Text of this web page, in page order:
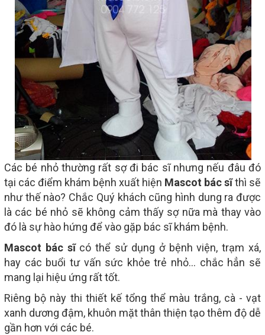
Các bé nhỏ thường rất sợ đi bác sĩ nhưng nếu đâu đó
tại các điểm khám bệnh xuất hiện Mascot bác sĩthì sẽ
như thế nào? Chắc Quý khách cũng hình dung ra được
là các bé nhỏ sẽ không cảm thấy sợ nữa mà thay vào
đó là sự hào hứng để vào gặp bác sĩ khám bệnh.
Mascot bác sĩcó thể sử dụng ở bệnh viện, trạm xá,
hay các buổi tư vấn sức khỏe trẻ nhỏ... chắc hẳn sẽ
mang lại hiệu ứng rất tốt.
Riêng bộ này thi thiết kế tổng thể màu trắng, cà - vạt
xanh dương đậm, khuôn mặt thân thiện tạo thêm độ dễ
gần hơn với các bé.